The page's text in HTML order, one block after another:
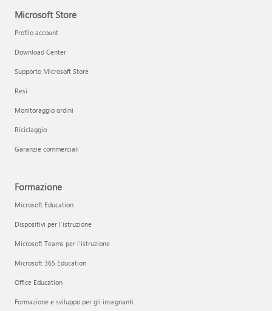
Microsoft Store
Profilo account
Download Center
Supporto Microsoft Store
Resi
Monitoraggio ordini
Riciclaggio
Garanzie commerciali
Formazione
Microsoft Education
Dispositivi per l'istruzione
Microsoft Teams per l'istruzione
Microsoft 365 Education
Office Education
Formazione e sviluppo per gli insegnanti